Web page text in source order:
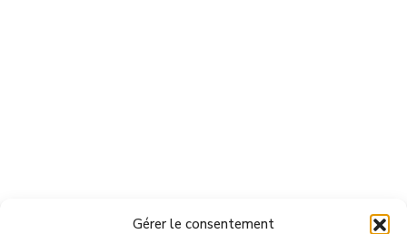
Gérer le consentement